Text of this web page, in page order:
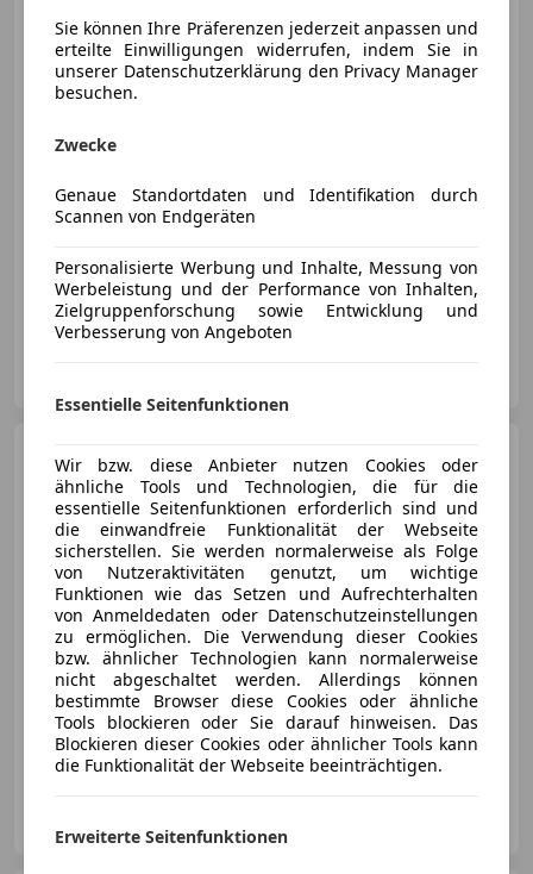
Coupe II (991)
06/2017 89 531 km Benzin 331 kW (450 PS)
*Vollschalensitze*Kamera*Navi*20Zol
€ 234 960
09/2021 37 044 km Benzin 375 kW (510 PS)
Sie können Ihre Präferenzen jederzeit anpassen und
erteilte Einwilligungen widerrufen, indem Sie in
unserer Datenschutzerklärung den Privacy Manager
besuchen.
Zwecke
Genaue Standortdaten und Identifikation durch
Scannen von Endgeräten
Personalisierte Werbung und Inhalte, Messung von
Werbeleistung und der Performance von Inhalten,
Zielgruppenforschung sowie Entwicklung und
Verbesserung von Angeboten
Essentielle Seitenfunktionen
Wir bzw. diese Anbieter nutzen Cookies oder
ähnliche Tools und Technologien, die für die
essentielle Seitenfunktionen erforderlich sind und
die einwandfreie Funktionalität der Webseite
sicherstellen. Sie werden normalerweise als Folge
von Nutzeraktivitäten genutzt, um wichtige
Funktionen wie das Setzen und Aufrechterhalten
von Anmeldedaten oder Datenschutzeinstellungen
zu ermöglichen. Die Verwendung dieser Cookies
bzw. ähnlicher Technologien kann normalerweise
nicht abgeschaltet werden. Allerdings können
bestimmte Browser diese Cookies oder ähnliche
Tools blockieren oder Sie darauf hinweisen. Das
Blockieren dieser Cookies oder ähnlicher Tools kann
die Funktionalität der Webseite beeinträchtigen.
Erweiterte Seitenfunktionen